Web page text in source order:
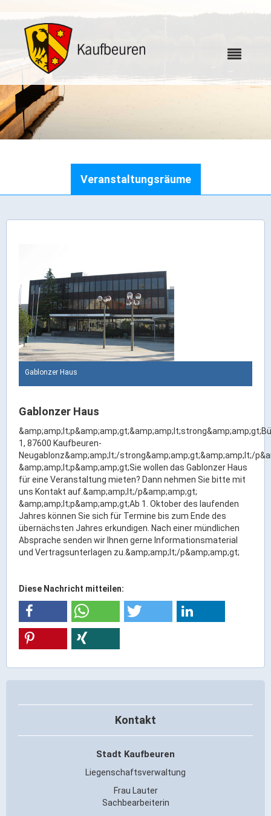
Webcams
Rathaus Digital
Bauflächen & Förderung
Öffnungszeiten / Terminvereinbarung
Kontakt
Wetter & Unwetter
Kaufbeuren Maps
Oberbürgermeister
Bürgermeister / Bürgermeisterin
Stadtrat & Sitzungen
Beauftragte des Stadtrats
Abteilungen & Sachgebiete
Ortsrecht & Bekanntmachungen
Haushaltsplan
Wahlen
Stadt & Freizeit
Familie & Gleichstellung
Heiraten in Kaufbeuren
Freizeiteinrichtungen
Partnerstädte
Veranstaltungsräume
Veranstaltungsräume
Gablonzer Haus
Gablonzer Haus
1, 87600 Kaufbeuren-
Neugablonz&amp;amp;lt;/strong&amp;amp;gt;&amp;amp;lt;/
&amp;amp;lt;p&amp;amp;gt;Sie wollen das Gablonzer Haus
für eine Veranstaltung mieten? Dann nehmen Sie bitte mit
uns Kontakt auf.&amp;amp;lt;/p&amp;amp;gt;
&amp;amp;lt;p&amp;amp;gt;Ab 1. Oktober des laufenden
Jahres können Sie sich für Termine bis zum Ende des
übernächsten Jahres erkundigen. Nach einer mündlichen
Absprache senden wir Ihnen gerne Informationsmaterial
und Vertragsunterlagen zu.&amp;amp;lt;/p&amp;amp;gt;
Diese Nachricht mitteilen:
Kontakt
Stadt Kaufbeuren
Liegenschaftsverwaltung
Frau Lauter
Sachbearbeiterin